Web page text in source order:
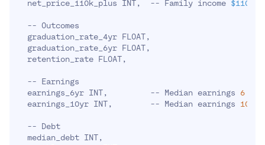
  net_price_110k_plus INT,  -- Family income
$110k
  -- Outcomes
  graduation_rate_4yr FLOAT,
  graduation_rate_6yr FLOAT,
  retention_rate FLOAT,
  -- Earnings
  earnings_6yr INT,         -- Median earnings
6
  earnings_10yr INT,        -- Median earnings
10
  -- Debt
  median_debt INT,